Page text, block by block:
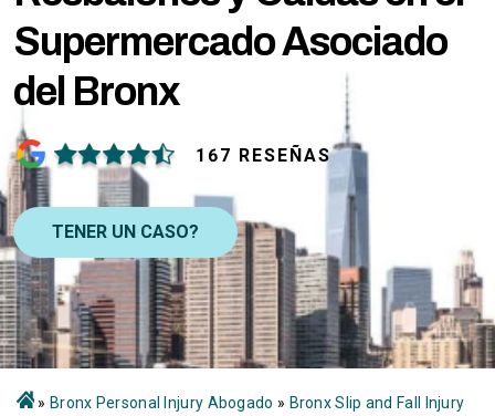
Supermercado Asociado
del Bronx
167 RESEÑAS
TENER UN CASO?
» Bronx Personal Injury Abogado » Bronx Slip and Fall Injury